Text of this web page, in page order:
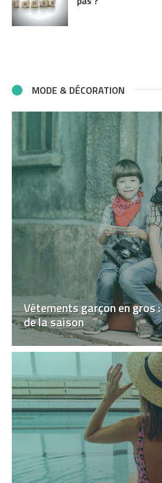
MODE & DÉCORATION
Vêtements garçon en gros
de la saison